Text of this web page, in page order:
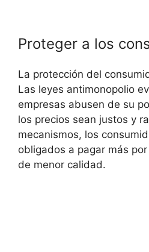
Proteger a los
La protección del
Las leyes antimonopolio
empresas abusen de su
los precios sean justos y
mecanismos, los
obligados a pagar más
de menor calidad.